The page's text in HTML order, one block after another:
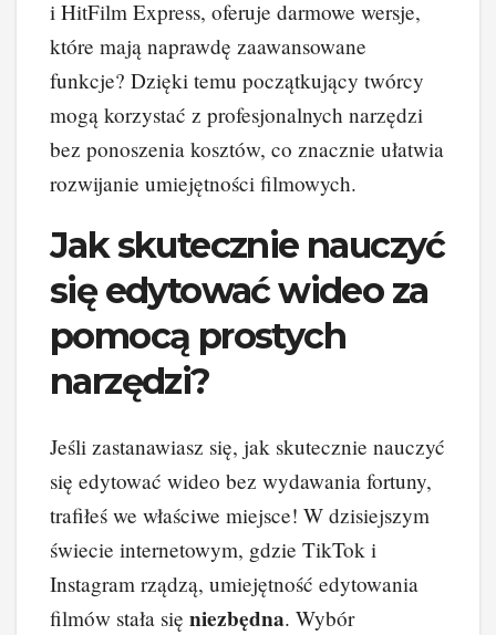
i HitFilm Express, oferuje darmowe wersje,
które mają naprawdę zaawansowane
funkcje? Dzięki temu początkujący twórcy
mogą korzystać z profesjonalnych narzędzi
bez ponoszenia kosztów, co znacznie ułatwia
rozwijanie umiejętności filmowych.
Jak skutecznie nauczyć
się edytować wideo za
pomocą prostych
narzędzi?
Jeśli zastanawiasz się, jak skutecznie nauczyć
się edytować wideo bez wydawania fortuny,
trafiłeś we właściwe miejsce! W dzisiejszym
świecie internetowym, gdzie TikTok i
Instagram rządzą, umiejętność edytowania
filmów stała się niezbędna. Wybór